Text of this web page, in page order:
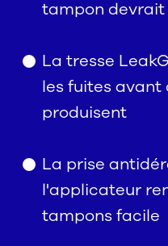
tampon
La tresse
les fuites avant
produisent
La prise
l'applicateur
tampons facile